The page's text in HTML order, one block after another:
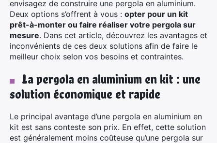
envisagez de construire une pergola en aluminium.
Deux options s’offrent à vous : opter pour un kit
prêt-à-monter ou faire réaliser votre pergola sur
mesure. Dans cet article, découvrez les avantages et
inconvénients de ces deux solutions afin de faire le
meilleur choix selon vos besoins et contraintes.
La pergola en aluminium en kit : une
solution économique et rapide
Le principal avantage d’une pergola en aluminium en
kit est sans conteste son prix. En effet, cette solution
est généralement moins coûteuse qu’une pergola sur